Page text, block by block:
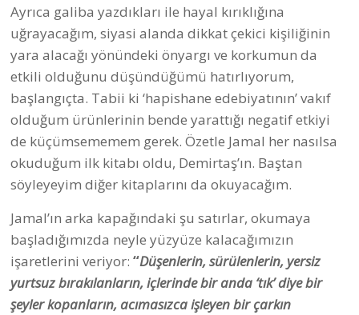
Ayrıca galiba yazdıkları ile hayal kırıklığına
uğrayacağım, siyasi alanda dikkat çekici kişiliğinin
yara alacağı yönündeki önyargı ve korkumun da
etkili olduğunu düşündüğümü hatırlıyorum,
başlangıçta. Tabii ki ‘hapishane edebiyatının’ vakıf
olduğum ürünlerinin bende yarattığı negatif etkiyi
de küçümsememem gerek. Özetle Jamal her nasılsa
okuduğum ilk kitabı oldu, Demirtaş’ın. Baştan
söyleyeyim diğer kitaplarını da okuyacağım.
Jamal’ın arka kapağındaki şu satırlar, okumaya
başladığımızda neyle yüzyüze kalacağımızın
işaretlerini veriyor: “Düşenlerin, sürülenlerin, yersiz
yurtsuz bırakılanların, içlerinde bir anda ‘tık’ diye bir
şeyler kopanların, acımasızca işleyen bir çarkın